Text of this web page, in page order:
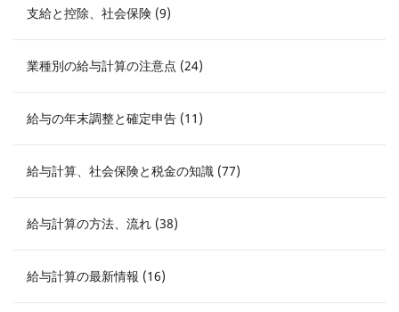
支給と控除、社会保険 (9)
業種別の給与計算の注意点 (24)
給与の年末調整と確定申告 (11)
給与計算、社会保険と税金の知識 (77)
給与計算の方法、流れ (38)
給与計算の最新情報 (16)